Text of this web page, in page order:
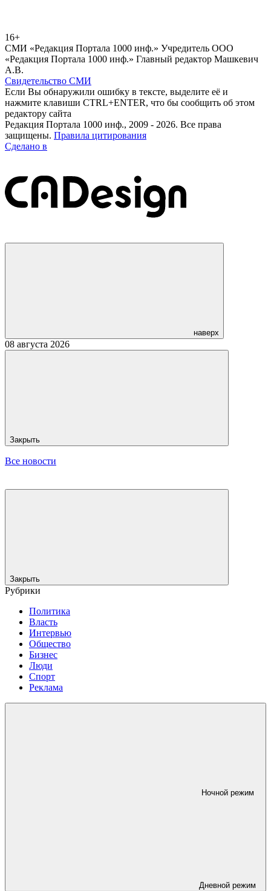
16+
СМИ «Редакция Портала 1000 инф.» Учредитель ООО
«Редакция Портала 1000 инф.» Главный редактор Машкевич
А.В.
Свидетельство СМИ
Если Вы обнаружили ошибку в тексте, выделите её и
нажмите клавиши CTRL+ENTER, что бы сообщить об этом
редактору сайта
Редакция Портала 1000 инф., 2009 - 2026. Все права
защищены. Правила цитирования
Сделано в
наверх
08 августа 2026
Закрыть
Все новости
Закрыть
Рубрики
Политика
Власть
Интервью
Общество
Бизнес
Люди
Спорт
Реклама
Ночной режим
Дневной режим